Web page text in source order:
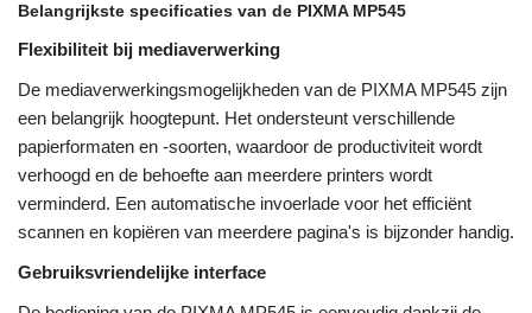
Belangrijkste specificaties van de PIXMA MP545
Flexibiliteit bij mediaverwerking
De mediaverwerkingsmogelijkheden van de PIXMA MP545 zijn
een belangrijk hoogtepunt. Het ondersteunt verschillende
papierformaten en -soorten, waardoor de productiviteit wordt
verhoogd en de behoefte aan meerdere printers wordt
verminderd. Een automatische invoerlade voor het efficiënt
scannen en kopiëren van meerdere pagina's is bijzonder handig.
Gebruiksvriendelijke interface